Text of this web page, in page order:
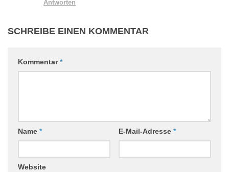
Antworten
SCHREIBE EINEN KOMMENTAR
Kommentar*
Name * E-Mail-Adresse *
Website